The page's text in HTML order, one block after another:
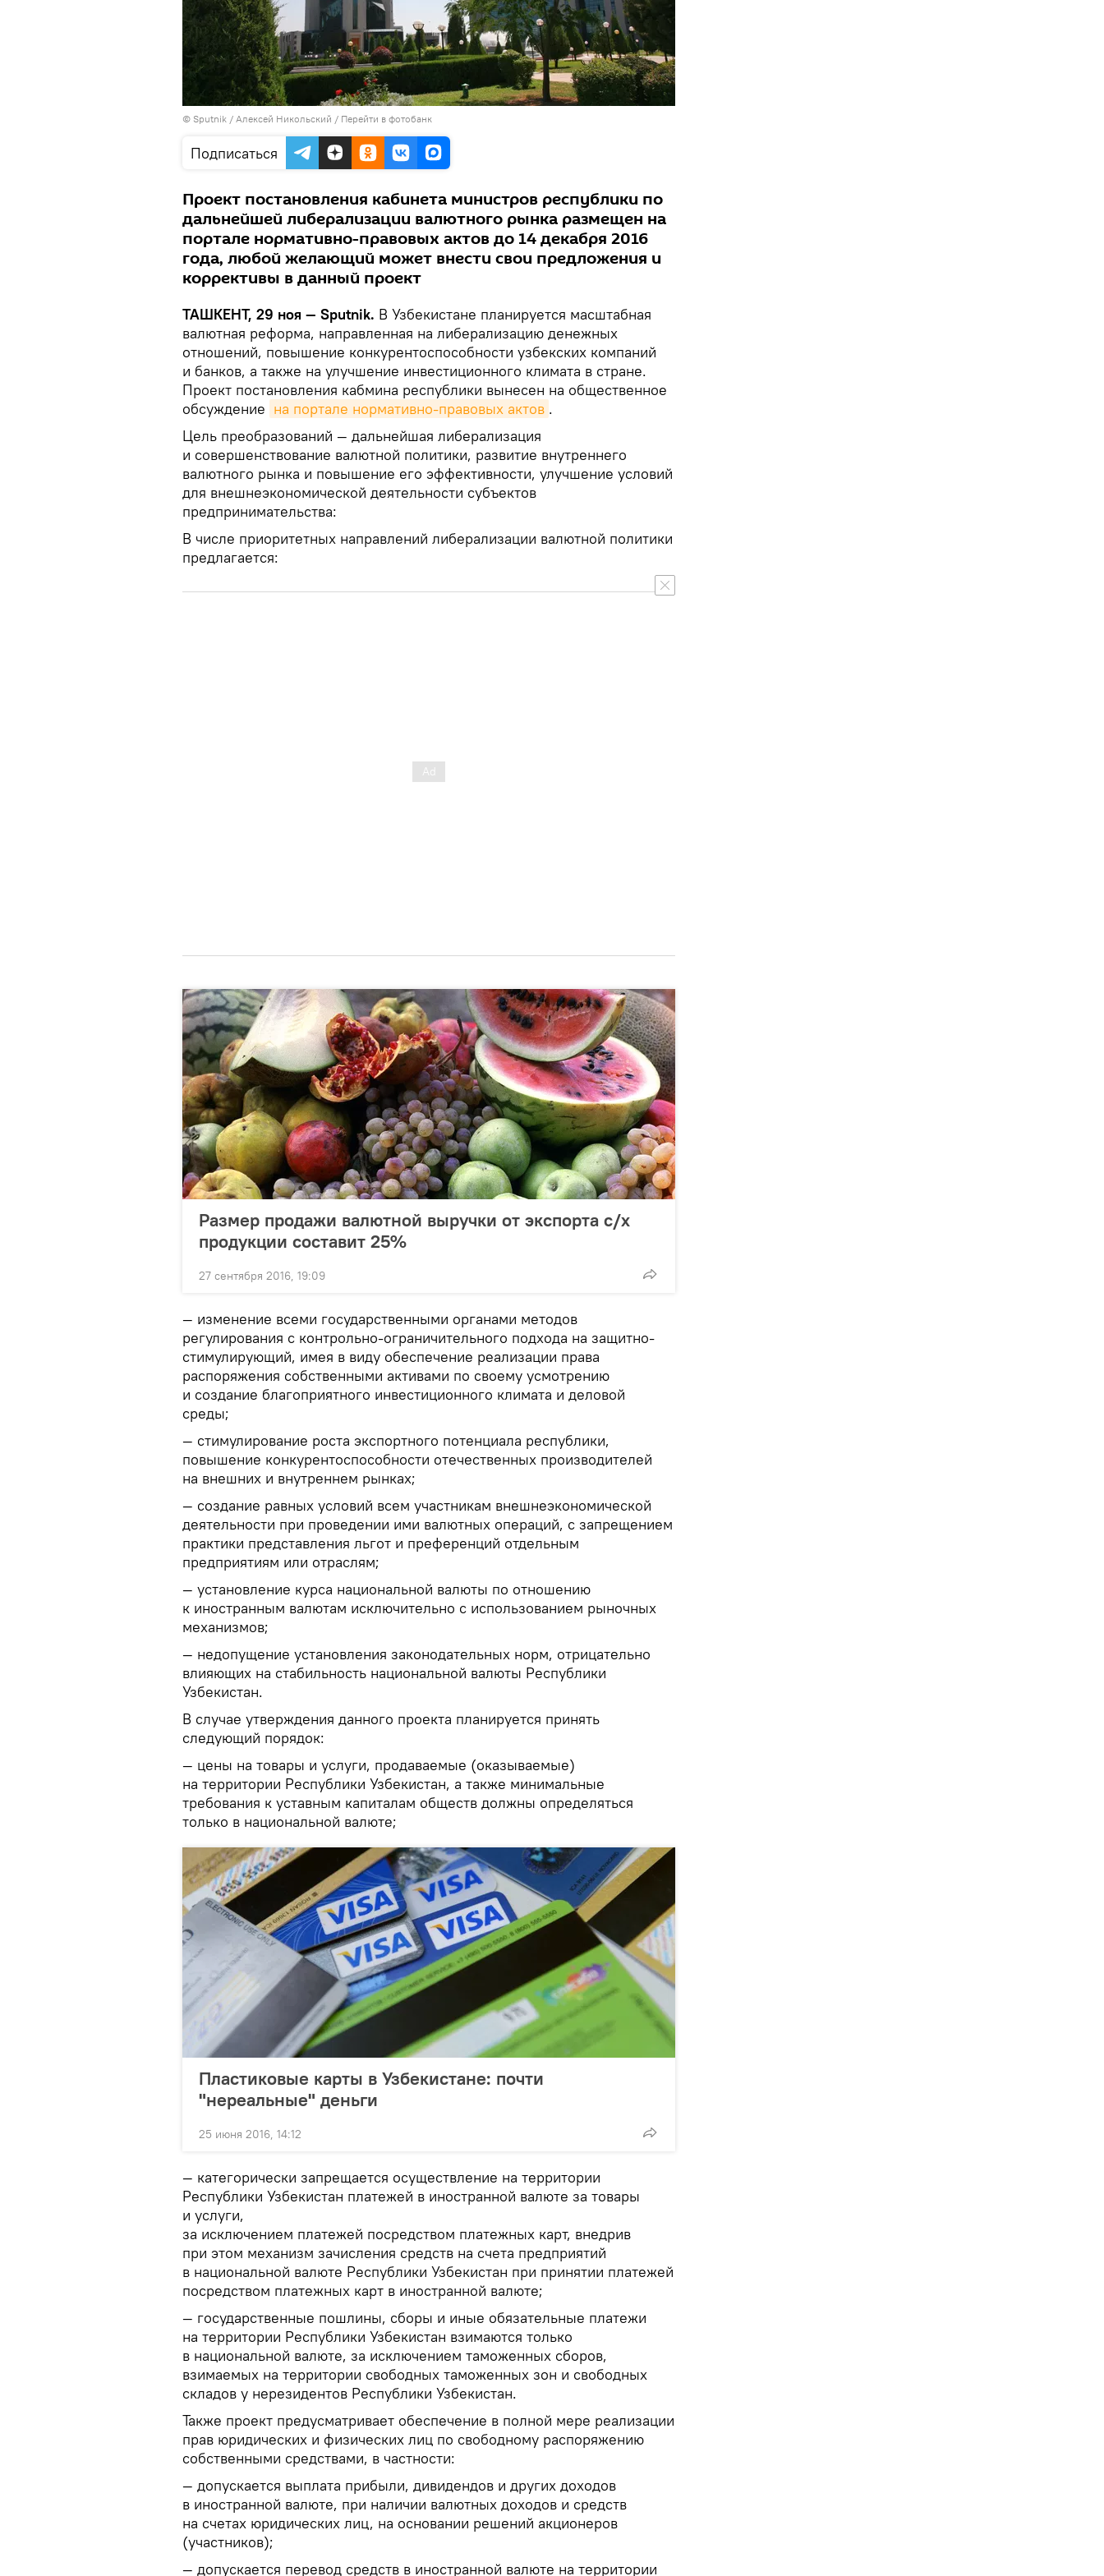
© Sputnik / Алексей Никольский / Перейти в фотобанк
Подписаться
Проект постановления кабинета министров республики по
дальнейшей либерализации валютного рынка размещен на
портале нормативно-правовых актов до 14 декабря 2016
года, любой желающий может внести свои предложения и
коррективы в данный проект
ТАШКЕНТ, 29 ноя — Sputnik. В Узбекистане планируется масштабная
валютная реформа, направленная на либерализацию денежных
отношений, повышение конкурентоспособности узбекских компаний
и банков, а также на улучшение инвестиционного климата в стране.
Проект постановления кабмина республики вынесен на общественное
обсуждение на портале нормативно-правовых актов .
Цель преобразований — дальнейшая либерализация
и совершенствование валютной политики, развитие внутреннего
валютного рынка и повышение его эффективности, улучшение условий
для внешнеэкономической деятельности субъектов
предпринимательства:
В числе приоритетных направлений либерализации валютной политики
предлагается:
Размер продажи валютной выручки от экспорта с/х
продукции составит 25%
27 сентября 2016, 19:09
— изменение всеми государственными органами методов
регулирования с контрольно-ограничительного подхода на защитно-
стимулирующий, имея в виду обеспечение реализации права
распоряжения собственными активами по своему усмотрению
и создание благоприятного инвестиционного климата и деловой
среды;
— стимулирование роста экспортного потенциала республики,
повышение конкурентоспособности отечественных производителей
на внешних и внутреннем рынках;
— создание равных условий всем участникам внешнеэкономической
деятельности при проведении ими валютных операций, с запрещением
практики представления льгот и преференций отдельным
предприятиям или отраслям;
— установление курса национальной валюты по отношению
к иностранным валютам исключительно с использованием рыночных
механизмов;
— недопущение установления законодательных норм, отрицательно
влияющих на стабильность национальной валюты Республики
Узбекистан.
В случае утверждения данного проекта планируется принять
следующий порядок:
— цены на товары и услуги, продаваемые (оказываемые)
на территории Республики Узбекистан, а также минимальные
требования к уставным капиталам обществ должны определяться
только в национальной валюте;
Пластиковые карты в Узбекистане: почти
"нереальные" деньги
25 июня 2016, 14:12
— категорически запрещается осуществление на территории
Республики Узбекистан платежей в иностранной валюте за товары
и услуги,
за исключением платежей посредством платежных карт, внедрив
при этом механизм зачисления средств на счета предприятий
в национальной валюте Республики Узбекистан при принятии платежей
посредством платежных карт в иностранной валюте;
— государственные пошлины, сборы и иные обязательные платежи
на территории Республики Узбекистан взимаются только
в национальной валюте, за исключением таможенных сборов,
взимаемых на территории свободных таможенных зон и свободных
складов у нерезидентов Республики Узбекистан.
Также проект предусматривает обеспечение в полной мере реализации
прав юридических и физических лиц по свободному распоряжению
собственными средствами, в частности:
— допускается выплата прибыли, дивидендов и других доходов
в иностранной валюте, при наличии валютных доходов и средств
на счетах юридических лиц, на основании решений акционеров
(участников);
— допускается перевод средств в иностранной валюте на территории